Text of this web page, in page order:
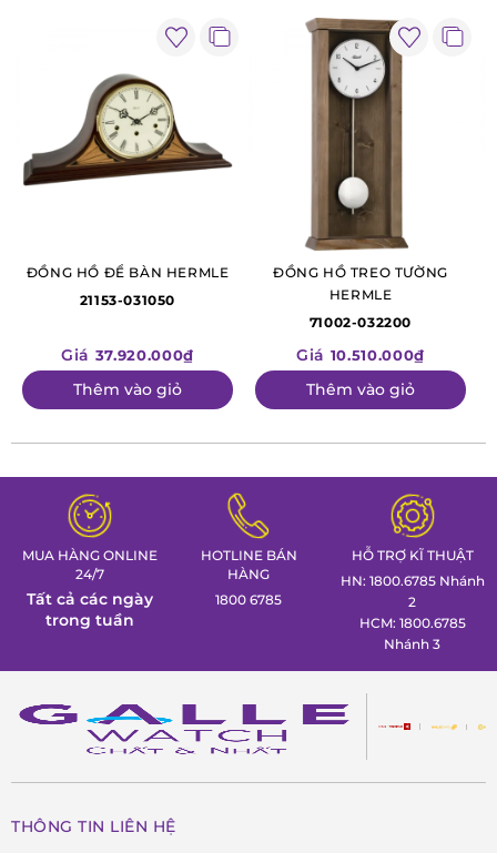
ĐỒNG HỒ ĐỂ BÀN HERMLE
21153-031050
Giá 37.920.000₫
Thêm vào giỏ
ĐỒNG HỒ TREO TƯỜNG
HERMLE
71002-032200
Giá 10.510.000₫
Thêm vào giỏ
MUA HÀNG ONLINE
24/7
Tất cả các ngày
trong tuần
HOTLINE BÁN
HÀNG
1800 6785
HỖ TRỢ KĨ THUẬT
HN: 1800.6785 Nhánh
2
HCM: 1800.6785
Nhánh 3
THÔNG TIN LIÊN HỆ